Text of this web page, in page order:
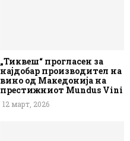
„Тиквеш“ прогласен за
најдобар производител на
вино од Македонија на
престижниот Mundus Vini
12 март, 2026